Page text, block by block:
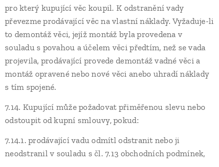
pro který kupující věc koupil. K odstranění vady
převezme prodávající věc na vlastní náklady. Vyžaduje-li
to demontáž věci, jejíž montáž byla provedena v
souladu s povahou a účelem věci předtím, než se vada
projevila, prodávající provede demontáž vadné věci a
montáž opravené nebo nové věci anebo uhradí náklady
s tím spojené.
7.14. Kupující může požadovat přiměřenou slevu nebo
odstoupit od kupní smlouvy, pokud:
7.14.1. prodávající vadu odmítl odstranit nebo ji
neodstranil v souladu s čl. 7.13 obchodních podmínek,